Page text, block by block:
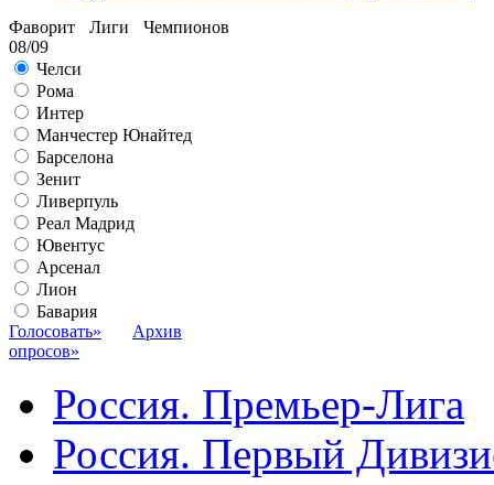
Фаворит Лиги Чемпионов
08/09
Челси
Рома
Интер
Манчестер Юнайтед
Барселона
Зенит
Ливерпуль
Реал Мадрид
Ювентус
Арсенал
Лион
Бавария
Голосовать»
Архив
опросов»
Россия. Премьер-Лига
Россия. Первый